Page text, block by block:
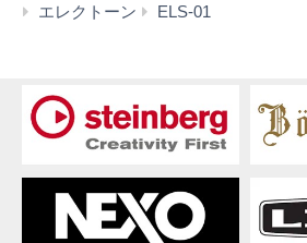
エレクトーン
ELS-01
ア
ッ